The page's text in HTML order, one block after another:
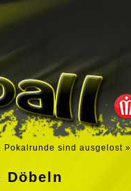
Pokalrunde sind ausgelost »